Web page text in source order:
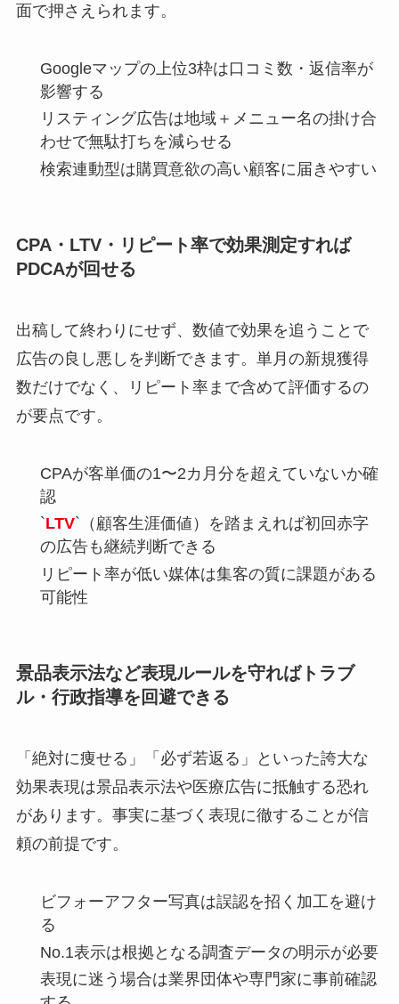
面で押さえられます。
Googleマップの上位3枠は口コミ数・返信率が
影響する
リスティング広告は地域＋メニュー名の掛け合
わせで無駄打ちを減らせる
検索連動型は購買意欲の高い顧客に届きやすい
CPA・LTV・リピート率で効果測定すれば
PDCAが回せる
出稿して終わりにせず、数値で効果を追うことで
広告の良し悪しを判断できます。単月の新規獲得
数だけでなく、リピート率まで含めて評価するの
が要点です。
CPAが客単価の1〜2カ月分を超えていないか確
認
`LTV`（顧客生涯価値）を踏まえれば初回赤字
の広告も継続判断できる
リピート率が低い媒体は集客の質に課題がある
可能性
景品表示法など表現ルールを守ればトラブ
ル・行政指導を回避できる
「絶対に痩せる」「必ず若返る」といった誇大な
効果表現は景品表示法や医療広告に抵触する恐れ
があります。事実に基づく表現に徹することが信
頼の前提です。
ビフォーアフター写真は誤認を招く加工を避け
る
No.1表示は根拠となる調査データの明示が必要
表現に迷う場合は業界団体や専門家に事前確認